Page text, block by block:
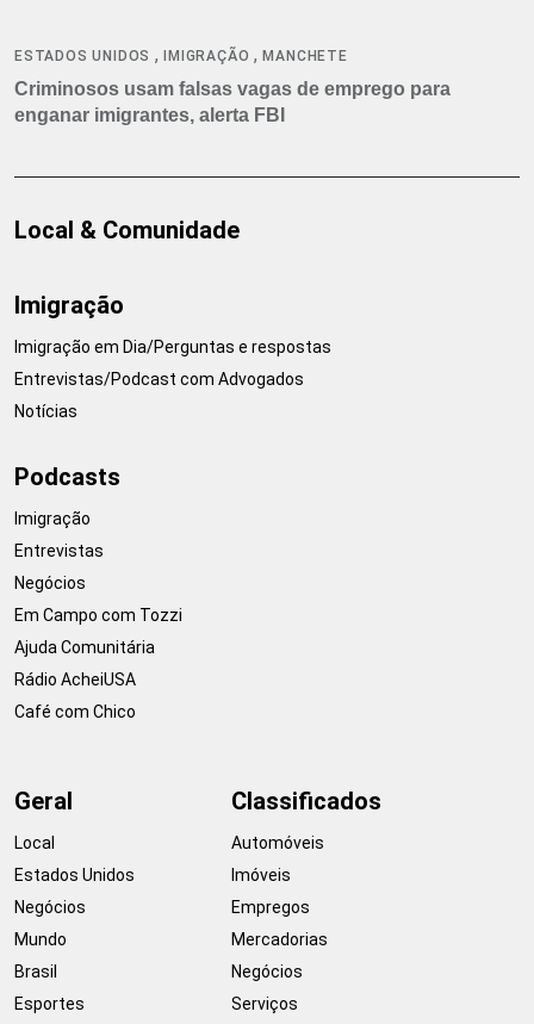
ESTADOS UNIDOS ,IMIGRAÇÃO ,MANCHETE
Criminosos usam falsas vagas de emprego para
enganar imigrantes, alerta FBI
Local & Comunidade
Imigração
Imigração em Dia/Perguntas e respostas
Entrevistas/Podcast com Advogados
Notícias
Podcasts
Imigração
Entrevistas
Negócios
Em Campo com Tozzi
Ajuda Comunitária
Rádio AcheiUSA
Café com Chico
Geral
Local
Estados Unidos
Negócios
Mundo
Brasil
Esportes
Classificados
Automóveis
Imóveis
Empregos
Mercadorias
Negócios
Serviços